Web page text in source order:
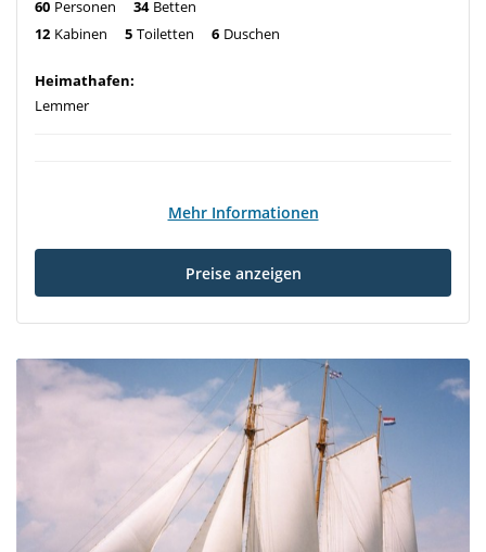
60 Personen 34 Betten
12 Kabinen 5 Toiletten 6 Duschen
Heimathafen:
Lemmer
Mehr Informationen
Preise anzeigen